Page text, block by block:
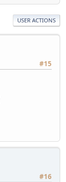
USER ACTIONS
#15
#16